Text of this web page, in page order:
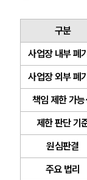
구분
사업장 내부 폐
사업장 외부 폐
책임 제한 가
제한 판단 기
원심판결
주요 법리